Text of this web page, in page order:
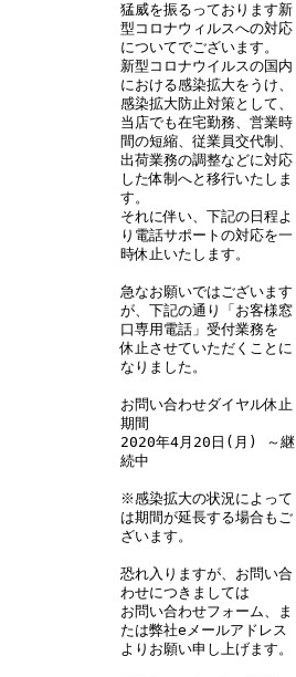
猛威を振るっております新
型コロナウィルスへの対応
についてでございます。
新型コロナウイルスの国内
における感染拡大をうけ、
感染拡大防止対策として、
当店でも在宅勤務、営業時
間の短縮、従業員交代制、
出荷業務の調整などに対応
した体制へと移行いたしま
す。
それに伴い、下記の日程よ
り電話サポートの対応を一
時休止いたします。
急なお願いではございます
が、下記の通り「お客様窓
口専用電話」受付業務を
休止させていただくことに
なりました。
お問い合わせダイヤル休止
期間
2020年4月20日(月) ～継
続中
※感染拡大の状況によって
は期間が延長する場合もご
ざいます。
恐れ入りますが、お問い合
わせにつきましては
お問い合わせフォーム、ま
たは弊社eメールアドレス
よりお願い申し上げます。